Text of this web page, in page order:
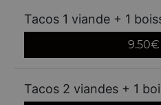
Tacos 1 viande + 1
9.50€
Tacos 2 viandes + 1